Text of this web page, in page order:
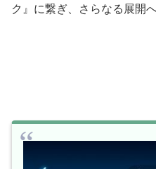
ク』に繋ぎ、さらなる展開